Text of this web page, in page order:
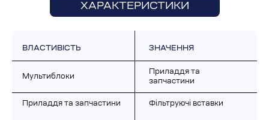
ХАРАКТЕРИСТИКИ
ВЛАСТИВІСТЬ ЗНАЧЕННЯ
Мультиблоки
Приладдя та
запчастини
Приладдя та запчастини Фільтруючі вставки